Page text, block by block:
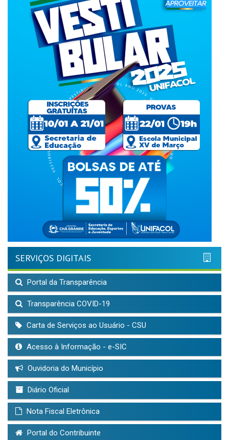
SERVIÇOS DIGITAIS
Portal da Transparência
Transparência COVID-19
Carta de Serviços ao Usuário - CSU
Acesso à Informação - e-SIC
Ouvidoria do Município
Diário Oficial
Nota Fiscal Eletrônica
Portal do Contribuinte